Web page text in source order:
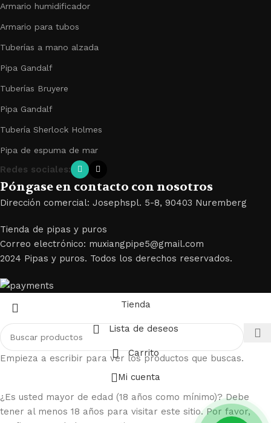
Armario humidificador
Armario para tubos
Tuberías a mano alzada
Pipa Gandalf
Tuberías Bruyere
Pipa Gandalf
Tubería Sherlock Holmes
Pipa de espuma de mar
Redes sociales:
Póngase en contacto con nosotros
Dirección comercial: Josephspl. 5-8, 90403 Nuremberg
Tienda de pipas y puros
Correo electrónico: muxiangpipe5@gmail.com
2024 Pipas y puros. Todos los derechos reservados.
Empieza a escribir para ver los productos que buscas.
Tienda
Lista de deseos
Carrito
Mi cuenta
¿Es usted mayor de edad (18 años como mínimo)? Debe
tener al menos 18 años para visitar este sitio. Por favor,